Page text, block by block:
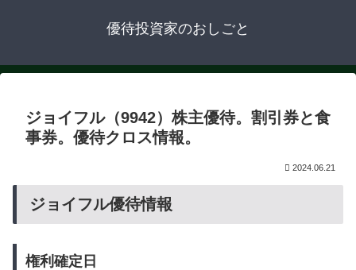
優待投資家のおしごと
ジョイフル（9942）株主優待。割引券と食
事券。優待クロス情報。
2024.06.21
ジョイフル優待情報
権利確定日